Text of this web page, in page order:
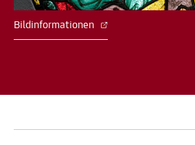
Bildinformationen